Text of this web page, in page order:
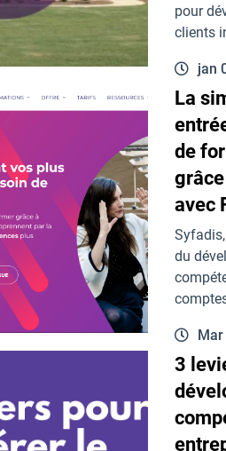
pour
clients
jan
La
de
avec
du
3